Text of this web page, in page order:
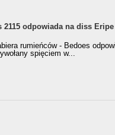
2115 odpowiada na diss
rumieńców - Bedoes
spięciem w...